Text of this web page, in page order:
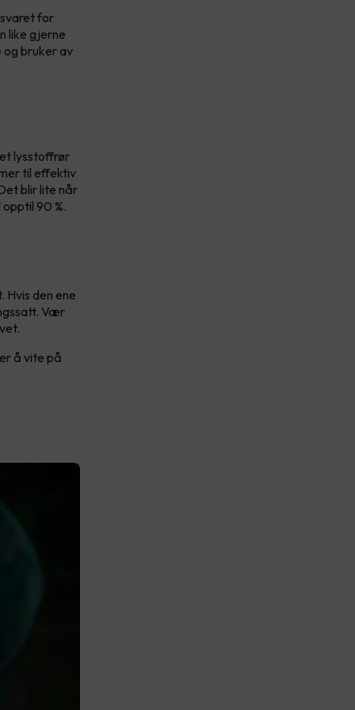
for
like gjerne
og bruker av
lysstoffrør
til effektiv
blir lite når
90 %.
Hvis den ene
Vær
å vite på